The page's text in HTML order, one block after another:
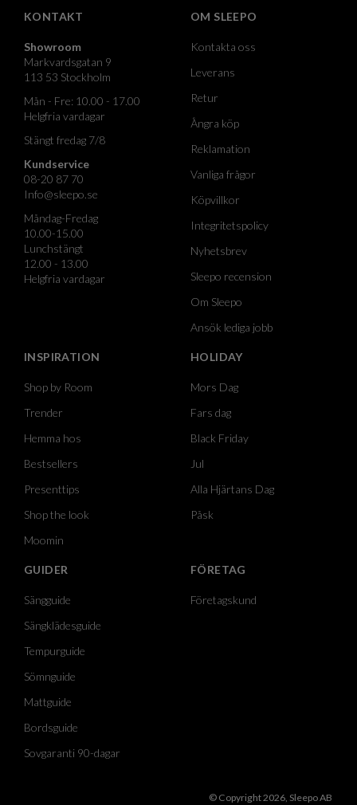
KONTAKT
Showroom
Markvardsgatan 9
113 53 Stockholm
Mån - Fre: 10.00 - 17.00
Helgfria vardagar
Stängt fredag 7/8
Kundservice
08-20 87 70
Info@sleepo.se
Måndag-Fredag
10.00-15.00
Lunchstängt
12.00 - 13.00
Helgfria vardagar
OM SLEEPO
Kontakta oss
Leverans
Retur
Ångra köp
Reklamation
Vanliga frågor
Köpvillkor
Integritetspolicy
Nyhetsbrev
Sleepo recension
Om Sleepo
Ansök lediga jobb
INSPIRATION
Shop by Room
Trender
Hemma hos
Bestsellers
Presenttips
Shop the look
Moomin
HOLIDAY
Mors Dag
Fars dag
Black Friday
Jul
Alla Hjärtans Dag
Påsk
GUIDER
Sängguide
Sängklädesguide
Tempurguide
Sömnguide
Mattguide
Bordsguide
Sovgaranti 90-dagar
FÖRETAG
Företagskund
© Copyright 2026, Sleepo AB